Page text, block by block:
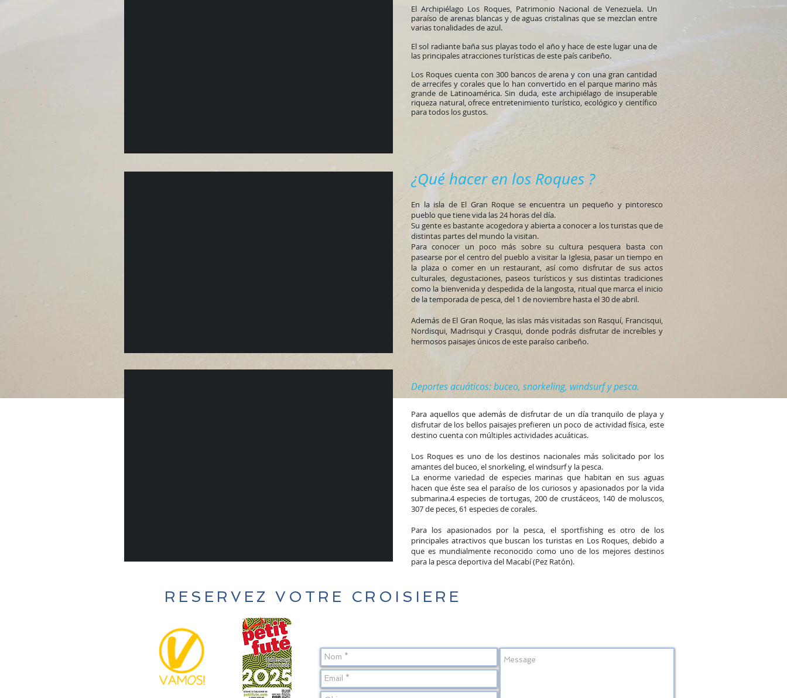
El Archipiélago Los Roques, Patrimonio Nacional de Venezuela. Un
paraíso de arenas blancas y de aguas cristalinas que se mezclan entre
varias tonalidades de azul.
El sol radiante baña sus playas todo el año y hace de este lugar una de
las principales atracciones turísticas de este país caribeño.
Los Roques cuenta con 300 bancos de arena y con una gran cantidad
de arrecifes y corales que lo han convertido en el parque marino más
grande de Latinoamérica. Sin duda, este archipiélago de insuperable
riqueza natural, ofrece entretenimiento turístico, ecológico y científico
para todos los gustos.
¿Qué haceren los Roques ?
En la isla de El Gran Roque se encuentra un pequeño y pintoresco
pueblo que tiene vida las 24 horas del día.
Su gente es bastante acogedora y abierta a conocer a los turistas que de
distintas partes del mundo la visitan.
Para conocer un poco más sobre su cultura pesquera basta con
pasearse por el centro del pueblo a visitar la Iglesia, pasar un tiempo en
la plaza o comer en un restaurant, así como disfrutar de sus actos
culturales, degustaciones, paseos turísticos y sus distintas tradiciones
como la bienvenida y despedida de la langosta, ritual que marca el inicio
de la temporada de pesca, del 1 de noviembre hasta el 30 de abril.
Además de El Gran Roque, las islas más visitadas son Rasquí, Francisqui,
Nordisqui, Madrisqui y Crasqui, donde podrás disfrutar de increíbles y
hermosos paisajes únicos de este paraíso caribeño.
Deportes acuáticos: buceo, snorkeling, windsurf y pesca.
Para aquellos que además de disfrutar de un día tranquilo de playa y
disfrutar de los bellos paisajes prefieren un poco de actividad física, este
destino cuenta con múltiples actividades acuáticas.
Los Roques es uno de los destinos nacionales más solicitado por los
amantes del buceo, el snorkeling, el windsurf y la pesca.
La enorme variedad de especies marinas que habitan en sus aguas
hacen que éste sea el paraíso de los curiosos y apasionados por la vida
submarina.4 especies de tortugas, 200 de crustáceos, 140 de moluscos,
307 de peces, 61 especies de corales.
Para los apasionados por la pesca, el sportfishing es otro de los
principales atractivos que buscan los turistas en Los Roques, debido a
que es mundialmente reconocido como uno de los mejores destinos
para la pesca deportiva del Macabí (Pez Ratón).
RESERVEZ VOTRE CROISIERE